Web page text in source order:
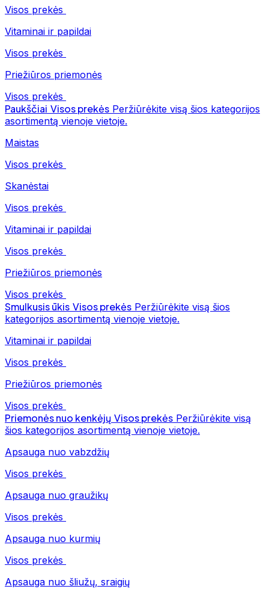
Visos prekės
Vitaminai ir papildai
Visos prekės
Priežiūros priemonės
Visos prekės
Paukščiai Visos prekės Peržiūrėkite visą šios kategorijos
asortimentą vienoje vietoje.
Maistas
Visos prekės
Skanėstai
Visos prekės
Vitaminai ir papildai
Visos prekės
Priežiūros priemonės
Visos prekės
Smulkusis ūkis Visos prekės Peržiūrėkite visą šios
kategorijos asortimentą vienoje vietoje.
Vitaminai ir papildai
Visos prekės
Priežiūros priemonės
Visos prekės
Priemonės nuo kenkėjų Visos prekės Peržiūrėkite visą
šios kategorijos asortimentą vienoje vietoje.
Apsauga nuo vabzdžių
Visos prekės
Apsauga nuo graužikų
Visos prekės
Apsauga nuo kurmių
Visos prekės
Apsauga nuo šliužų, sraigių